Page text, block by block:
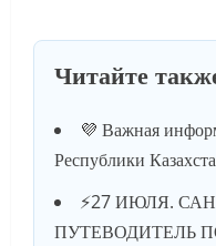
Читайте
💜 Важная
Республики
⚡️27 ИЮЛЯ.
ПУТЕВОДИТЕЛЬ